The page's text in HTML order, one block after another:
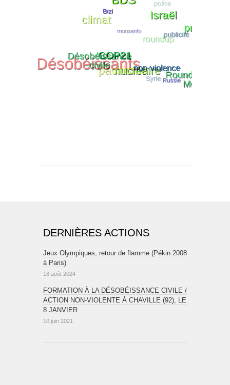
DERNIÈRES ACTIONS
Jeux Olympiques, retour de flamme (Pékin 2008
à Paris)
18 août 2024
FORMATION À LA DÉSOBÉISSANCE CIVILE /
ACTION NON-VIOLENTE À CHAVILLE (92), LE
8 JANVIER
10 juin 2021